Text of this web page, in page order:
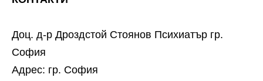
Доц. д-р Дроздстой Стоянов Психиатър гр.
София
Адрес: гр. София